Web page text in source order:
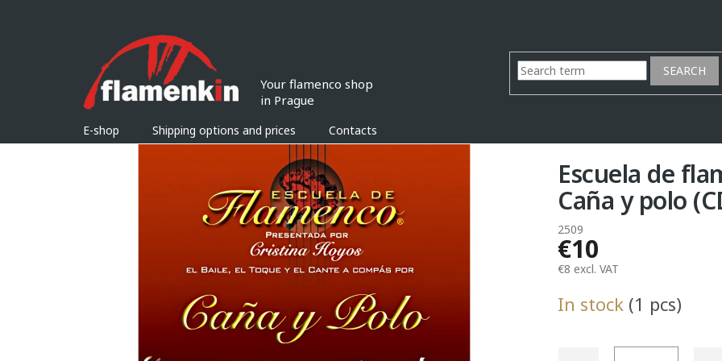
SEARCH
E-shop Shipping options and prices Contacts
Escuela de
Caña y polo
2509
€10
€8 excl. VAT
price:
In stock (1 pcs)